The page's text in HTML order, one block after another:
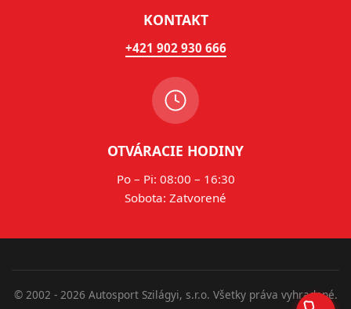
KONTAKT
+421 902 930 666
OTVÁRACIE HODINY
Po – Pi: 08:00 – 16:30
Sobota: Zatvorené
© 2002 - 2026 Autosport Szilágyi, s.r.o. Všetky práva vyhradené.